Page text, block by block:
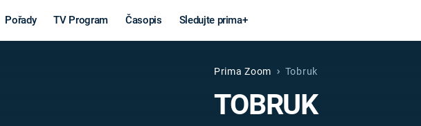
Pořady TV Program Časopis Sledujte prima+
Věda a
technika
Prima Zoom Tobruk
TOBRUK